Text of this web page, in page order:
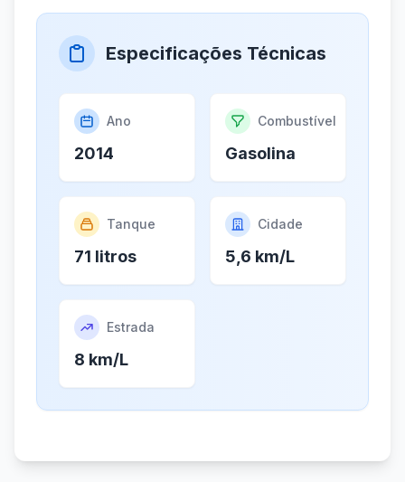
Especificações Técnicas
Ano
2014
Combustível
Gasolina
Tanque
71 litros
Cidade
5,6 km/L
Estrada
8 km/L